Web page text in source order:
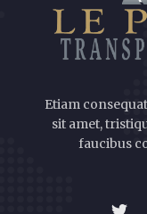
Etiam
sit amet,
faucibus